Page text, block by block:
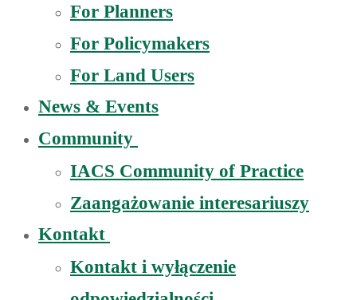
For Planners
For Policymakers
For Land Users
News & Events
Community
IACS Community of Practice
Zaangażowanie interesariuszy
Kontakt
Kontakt i wyłączenie